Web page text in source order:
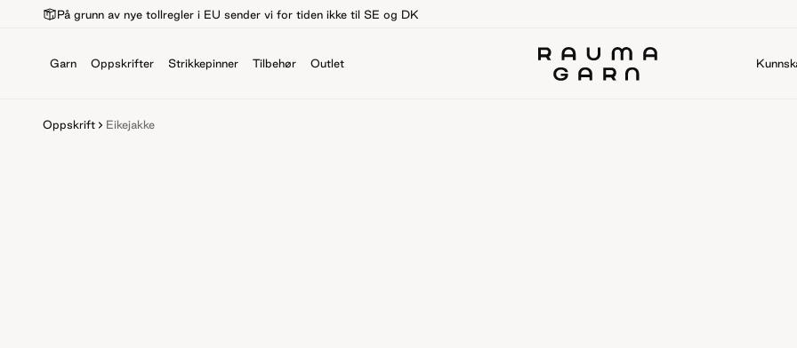
På grunn av nye tollregler i EU sender vi for tiden ikke til SE og DK
Garn Oppskrifter Strikkepinner Tilbehør Outlet
Oppskrift Eikejakke